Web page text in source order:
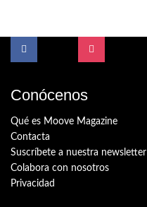
Conócenos
Qué es Moove Magazine
Contacta
Suscríbete a nuestra newsletter
Colabora con nosotros
Privacidad